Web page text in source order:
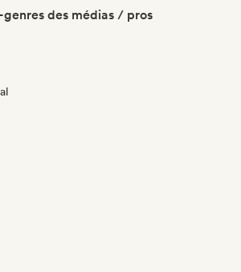
genres des médias / pros